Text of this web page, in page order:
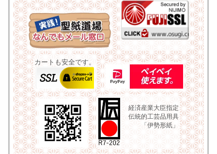
カートも安全です。
経済産業大臣指定
伝統的工芸品用具
「伊勢形紙」